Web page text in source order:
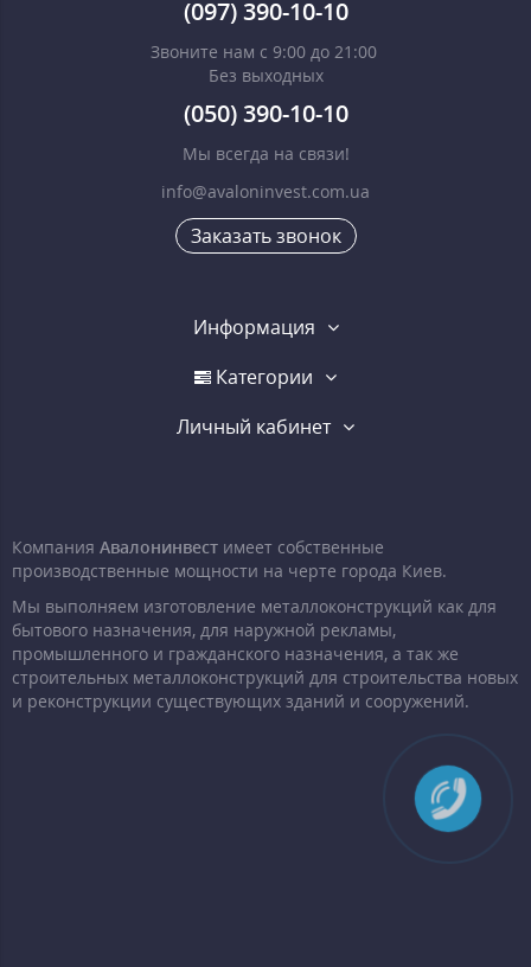
(097) 390-10-10
Звоните нам с 9:00 до 21:00
Без выходных
(050) 390-10-10
Мы всегда на связи!
info@avaloninvest.com.ua
Заказать звонок
Информация
Категории
Личный кабинет
Компания Авалонинвест имеет собственные
производственные мощности на черте города Киев.
Мы выполняем изготовление металлоконструкций как для
бытового назначения, для наружной рекламы,
промышленного и гражданского назначения, а так же
строительных металлоконструкций для строительства новых
и реконструкции существующих зданий и сооружений.